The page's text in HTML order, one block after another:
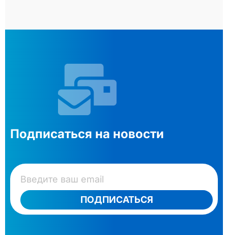
Подписаться на новости
ПОДПИСАТЬСЯ